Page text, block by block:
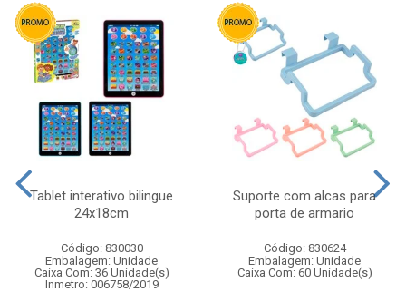
Tablet interativo bilingue
24x18cm
Código: 830030
Embalagem: Unidade
Caixa Com: 36 Unidade(s)
Inmetro: 006758/2019
Suporte com alcas para
porta de armario
Código: 830624
Embalagem: Unidade
Caixa Com: 60 Unidade(s)